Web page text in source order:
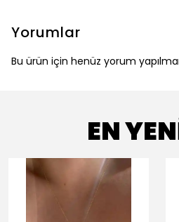
Yorumlar
Bu ürün için henüz yorum
EN